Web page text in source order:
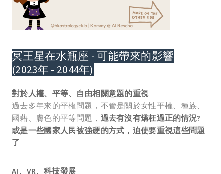
冥王星在水瓶座 - 可能帶來的影響
(2023年 - 2044年)
對於人權、平等、自由相關意題的重視
過去多年來的平權問題，不管是關於女性平權、種族、
國藉、膚色的平等問題， 過去有沒有矯枉過正的情況?
或是一些國家人民被強硬的方式，迫使要重視這些問題
了
AI、VR、科技發展